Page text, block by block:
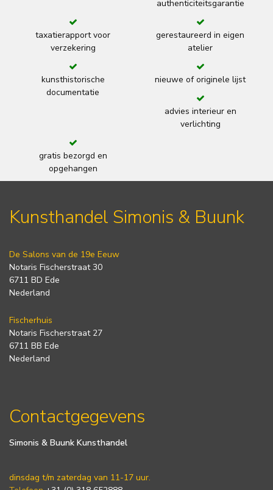
authenticiteitsgarantie
taxatierapport voor
verzekering
gerestaureerd in eigen
atelier
kunsthistorische
documentatie
nieuwe of originele lijst
advies interieur en
verlichting
gratis bezorgd en
opgehangen
Kunsthandel Simonis & Buunk
De Salons van de 19e Eeuw
Notaris Fischerstraat 30
6711 BD Ede
Nederland
Fischerhuis
Notaris Fischerstraat 27
6711 BB Ede
Nederland
Contactgegevens
Simonis & Buunk Kunsthandel
dinsdag t/m zaterdag van 11-17 uur.